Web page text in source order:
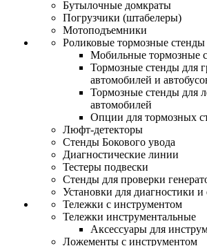
Бутылочные домкраты
Погрузчики (штабелеры)
Мотоподъемники
Роликовые тормозные стенды
Мобильные тормозные
Тормозные стенды для
автомобилей и
Тормозные стенды для
автомобилей
Опции для тормозных
Люфт-детекторы
Стенды Бокового увода
Диагностические линии
Тестеры подвески
Стенды для проверки
Установки для диагностики
Тележки с инструментом
Тележки инструментальные
Аксессуары для
Ложементы с инструментом